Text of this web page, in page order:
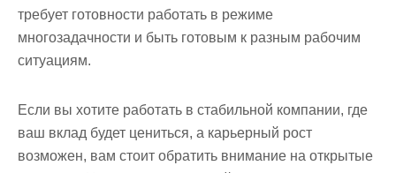
требует готовности работать в режиме
многозадачности и быть готовым к разным рабочим
ситуациям.
Если вы хотите работать в стабильной компании, где
ваш вклад будет цениться, а карьерный рост
возможен, вам стоит обратить внимание на открытые